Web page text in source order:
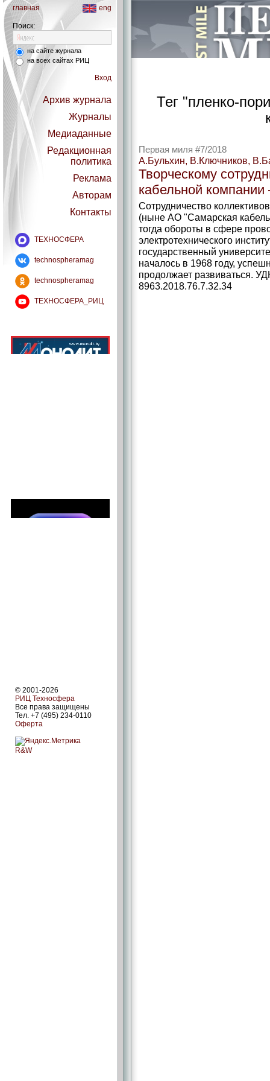
главная eng
Поиск:
на сайте журнала
на всех сайтах РИЦ
Вход
Архив журнала
Журналы
Медиаданные
Редакционная
политика
Реклама
Авторам
Контакты
ТЕХНОСФЕРА
technospheramag
technospheramag
ТЕХНОСФЕРА_РИЦ
© 2001-2026
РИЦ Техносфера
Все права защищены
Тел. +7 (495) 234-0110
Оферта
R&W
Тег "пленко-
Первая миля #7/2018
А.Бульхин, В.Ключников,
Творческому
кабельной компании
Сотрудничество
(ныне АО "Самарская
тогда обороты в сфере
электротехнического
государственный
началось в 1968 году,
продолжает развиваться.
8963.2018.76.7.32.34